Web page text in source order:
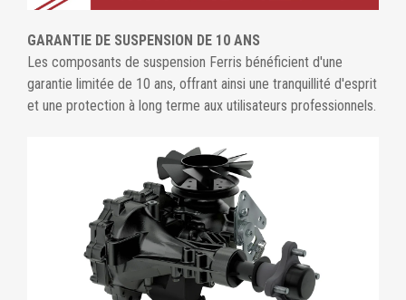
GARANTIE DE SUSPENSION DE 10 ANS
Les composants de suspension Ferris bénéficient d'une
garantie limitée de 10 ans, offrant ainsi une tranquillité d'esprit
et une protection à long terme aux utilisateurs professionnels.